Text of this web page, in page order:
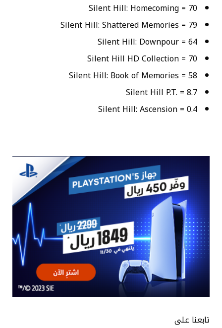
Silent Hill: Homecoming = 70
Silent Hill: Shattered Memories = 79
Silent Hill: Downpour = 64
Silent Hill HD Collection = 70
Silent Hill: Book of Memories = 58
Silent Hill P.T. = 8.7
Silent Hill: Ascension = 0.4
تابعنا على